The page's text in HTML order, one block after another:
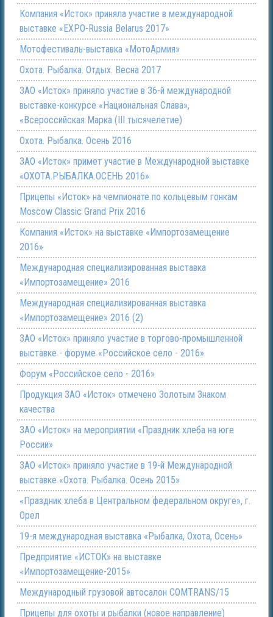
Компания «Исток» приняла участие в международной
выставке «EXPO-Russia Belarus 2017»
Мотофестиваль-выставка «МотоАрмия»
Охота. Рыбалка. Отдых. Весна 2017
ЗАО «Исток» приняло участие в 36-й международной
выставке-конкурсе «Национальная Слава»,
«Всероссийская Марка (III тысячелетие)
Охота. Рыбалка. Осень 2016
ЗАО «Исток» примет участие в Международной выставке
«ОХОТА.РЫБАЛКА.ОСЕНЬ 2016»
Прицепы «Исток» на чемпионате по кольцевым гонкам
Moscow Classic Grand Prix 2016
Компания «Исток» на выставке «Импортозамещение
2016»
Международная специализированная выставка
«Импортозамещение» 2016
Международная специализированная выставка
«Импортозамещение» 2016 (2)
ЗАО «Исток» приняло участие в торгово-промышленной
выставке - форуме «Российское село - 2016»
Форум «Российское село - 2016»
Продукция ЗАО «Исток» отмечено Золотым Знаком
качества
ЗАО «Исток» на мероприятии «Праздник хлеба на юге
России»
ЗАО «Исток» приняло участие в 19-й Международной
выставке «Охота. Рыбалка. Осень 2015»
«Праздник хлеба в Центральном федеральном округе», г.
Орел
19-я международная выставка «Рыбалка, Охота, Осень»
Предприятие «ИСТОК» на выставке
«Импортозамещение-2015»
Международный грузовой автосалон COMTRANS/15
Прицепы для охоты и рыбалки (новое направление)